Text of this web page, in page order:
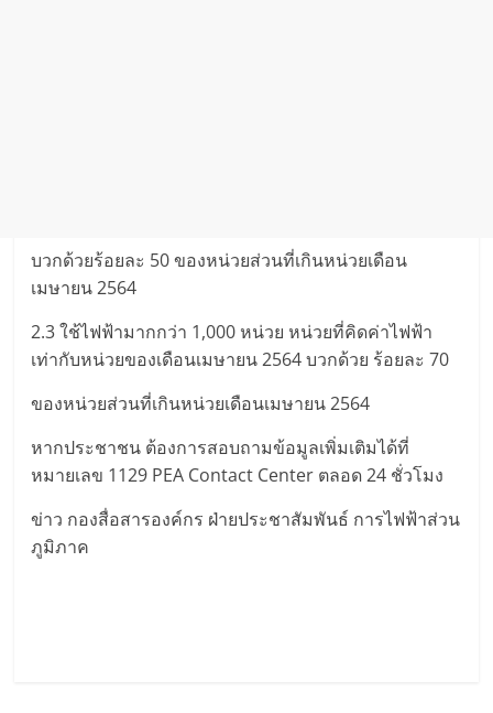
บวกด้วยร้อยละ 50 ของหน่วยส่วนที่เกินหน่วยเดือน
เมษายน 2564
2.3 ใช้ไฟฟ้ามากกว่า 1,000 หน่วย หน่วยที่คิดค่าไฟฟ้า
เท่ากับหน่วยของเดือนเมษายน 2564 บวกด้วย ร้อยละ 70
ของหน่วยส่วนที่เกินหน่วยเดือนเมษายน 2564
หากประชาชน ต้องการสอบถามข้อมูลเพิ่มเติมได้ที่
หมายเลข 1129 PEA Contact Center ตลอด 24 ชั่วโมง
ข่าว กองสื่อสารองค์กร ฝ่ายประชาสัมพันธ์ การไฟฟ้าส่วน
ภูมิภาค